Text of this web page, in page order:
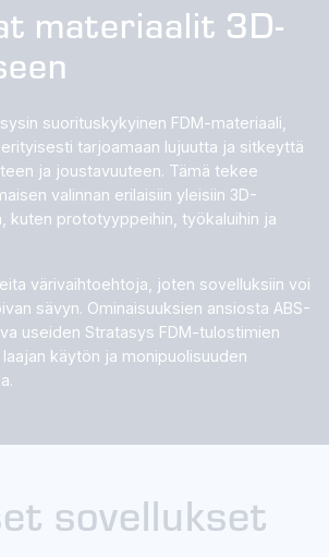
materiaalit 3D-
suorituskykyinen FDM-materiaali,
tarjoamaan lujuutta ja sitkeyttä
ja joustavuuteen. Tämä tekee
valinnan erilaisiin yleisiin 3D-
kuten prototyyppeihin, työkaluihin ja
värivaihtoehtoja, joten sovelluksiin voi
sävyn. Ominaisuuksien ansiosta ABS-
useiden Stratasys FDM-tulostimien
käytön ja monipuolisuuden
sovellukset